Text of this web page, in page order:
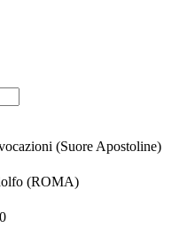
(Suore Apostoline)
(ROMA)